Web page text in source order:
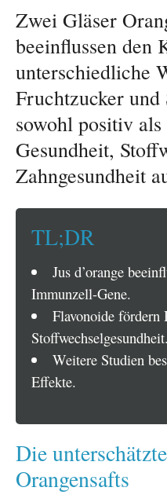
Zwei Gläser
beeinflussen den
unterschiedliche
Fruchtzucker und
sowohl positiv
Gesundheit,
Zahngesundheit
TL;DR
Jus d’orange
Immunzell-Gene.
Flavonoide fördern
Stoffwechselgesundheit.
Weitere Studien
Effekte.
Die
Orangensafts